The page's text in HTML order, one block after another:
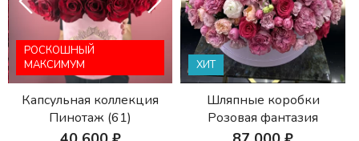
РОСКОШНЫЙ
МАКСИМУМ
Капсульная коллекция
Пинотаж (61)
ХИТ
Шляпные коробки
Розовая фантазия